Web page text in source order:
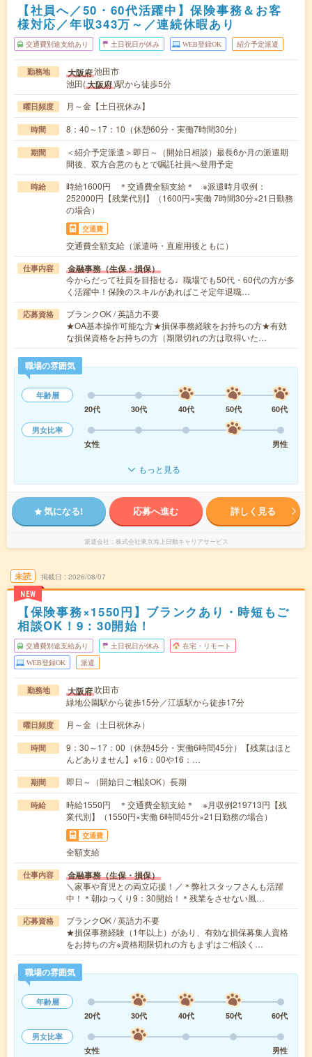
【社員へ／50・60代活躍中】保険事務＆お客
様対応／年収343万～／連続休暇あり
交通費別途支給あり 土日祝日が休み WEB登録OK 紹介予定派遣
勤務地 大阪府池田市
池田(大阪府)駅から徒歩5分
曜日頻度 月～金【土日祝休み】
時間 8：40～17：10（休憩60分・実働7時間30分）
期間
＜紹介予定派遣＞即日～（開始日相談）最長6か月の派遣期
間後、双方合意のもとで嘱託社員へ登用予定
時給
時給1600円 ＊交通費全額支給＊ ※派遣時月収例：
252000円【残業代別】（1600円×実働 7時間30分×21日勤務
の場合）
交通費
交通費全額支給（派遣時・直雇用後ともに）
仕事内容 金融事務（生保・損保）
今からだって社員を目指せる♩職場でも50代・60代の方が多
く活躍中！保険のスキルがあればこそ定年退職…
応募資格
ブランクOK / 英語力不要
★OA基本操作可能な方★損保事務経験をお持ちの方★有効
な損保資格をお持ちの方（期限切れの方は取得いた…
職場の雰囲気
年齢層
20代
30代 40代 50代
60代
男女比率
女性
男性
もっと見る
気になる! 応募へ進む 詳しく見る
派遣会社 株式会社東京海上日動キャリアサービス
未読
NEW
掲載日 2026/08/07
【保険事務×1550円】ブランクあり・時短もご
相談OK！9：30開始！
交通費別途支給あり 土日祝日が休み 在宅・リモート
WEB登録OK 派遣
勤務地 大阪府吹田市
緑地公園駅から徒歩15分／江坂駅から徒歩17分
曜日頻度 月～金（土日祝休み）
時間
9：30～17：00（休憩45分・実働6時間45分）【残業はほと
んどありません】※16：00や16：…
期間 即日～（開始日ご相談OK）長期
時給
時給1550円 ＊交通費全額支給＊ ※月収例219713円【残
業代別】（1550円×実働 6時間45分×21日勤務の場合）
交通費
全額支給
仕事内容 金融事務（生保・損保）
＼家事や育児との両立応援！／＊弊社スタッフさんも活躍
中！＊朝ゆっくり9：30開始！＊残業をさせない風…
応募資格
ブランクOK / 英語力不要
★損保事務経験（1年以上）があり、有効な損保募集人資格
をお持ちの方※資格期限切れの方もまずはご相談く…
職場の雰囲気
年齢層
20代
30代 40代 50代
60代
男女比率
女性
男性